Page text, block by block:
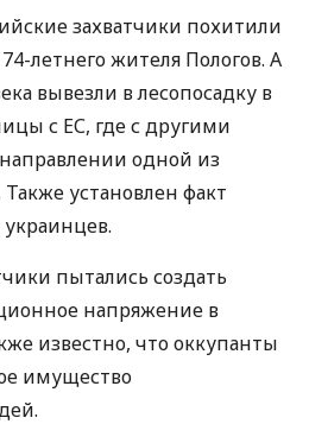
захватчики похитили
летнего жителя Пологов. А
вывезли в лесопосадку в
с ЕС, где с другими
одной из
установлен факт
пытались создать
напряжение в
известно, что оккупанты
имущество